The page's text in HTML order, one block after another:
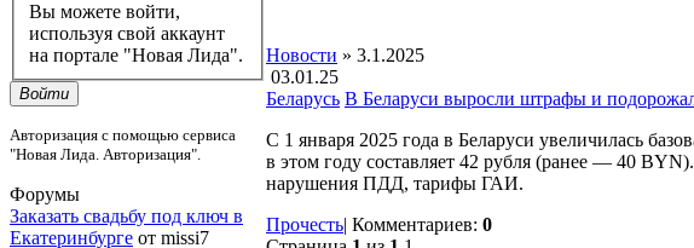
Вы можете войти,
используя свой аккаунт
на портале "Новая Лида".
Войти
Авторизация с помощью сервиса
"Новая Лида. Авторизация".
Форумы
Заказать свадьбу под ключ в
Екатеринбурге от missi7
Новости » 3.1.2025
03.01.25
Беларусь В Беларуси выросли штрафы и
С 1 января 2025 года в Беларуси увеличилась
в этом году составляет 42 рубля (ранее — 40
нарушения ПДД, тарифы ГАИ.
Прочесть| Комментариев: 0